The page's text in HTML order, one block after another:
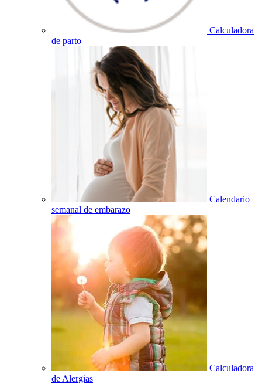
Calculadora
de parto
Calendario
semanal de embarazo
Calculadora
de Alergias